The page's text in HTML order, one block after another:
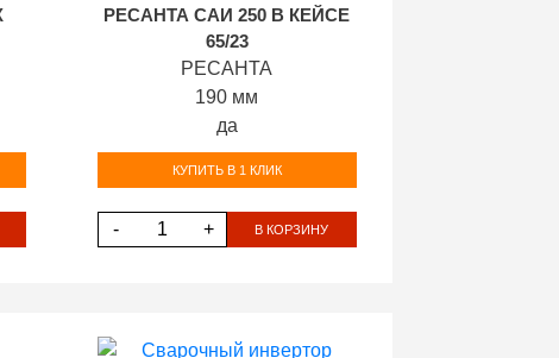
РЕСАНТА САИ 250 В КЕЙСЕ
65/23
РЕСАНТА
190 мм
да
КУПИТЬ В 1 КЛИК
- + В КОРЗИНУ